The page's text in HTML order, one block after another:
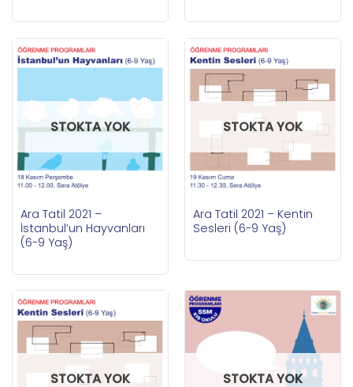
STOKTA YOK
Ara Tatil 2021 –
İstanbul’un Hayvanları
(6-9 Yaş)
STOKTA YOK
Ara Tatil 2021 – Kentin
Sesleri (6-9 Yaş)
STOKTA YOK STOKTA YOK